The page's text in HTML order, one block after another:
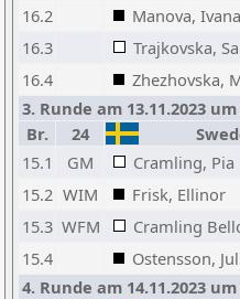
16.2
Manova, Ivana
16.3
Trajkovska,
16.4
Zhezhovska,
3. Runde am 13.11.2023 um
Br.
24
15.1
GM Cramling, Pia
15.2 WIM Frisk, Ellinor
15.3 WFM Cramling
15.4
Ostensson,
4. Runde am 14.11.2023 um